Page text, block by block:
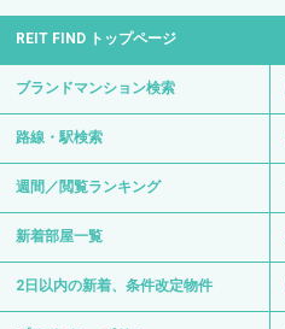
REIT FIND トップページ
ブランドマンション検索
路線・駅検索
週間／閲覧ランキング
新着部屋一覧
2日以内の新着、条件改定物件